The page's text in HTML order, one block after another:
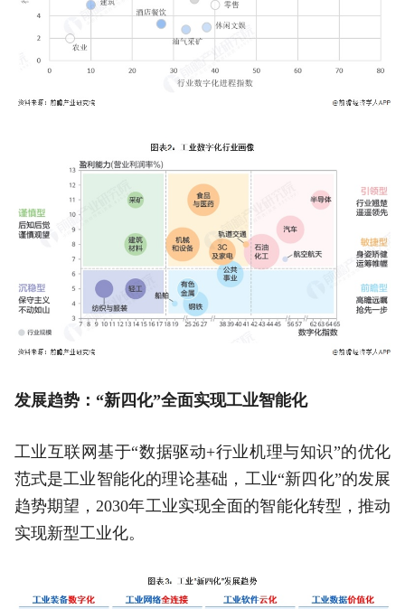
发展趋势：“新四化”全面实现工业智能化
工业互联网基于“数据驱动+行业机理与知识”的优化
范式是工业智能化的理论基础，工业“新四化”的发展
趋势期望，2030年工业实现全面的智能化转型，推动
实现新型工业化。